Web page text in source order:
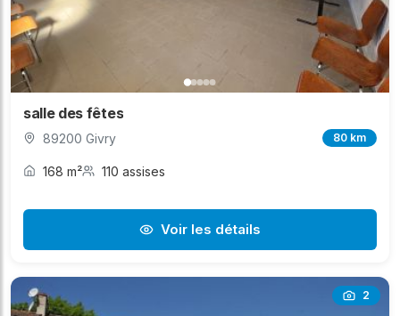
salle des fêtes
89200 Givry 80 km
168 m² 110 assises
Voir les détails
2